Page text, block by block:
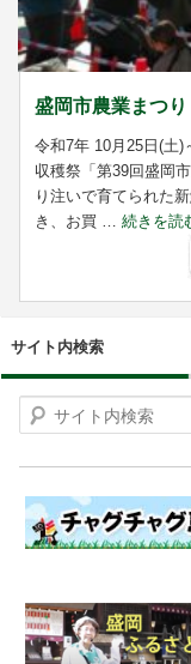
盛岡市農業まつり
令和7年 10月25日(土)
収穫祭「第39回盛岡
り注いで育てられた
き、お買 …続きを読
サイト内検索
Search